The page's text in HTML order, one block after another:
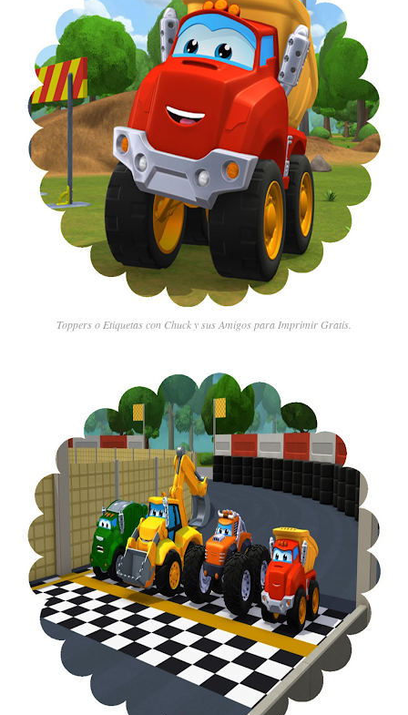
Toppers o Etiquetas con Chuck y sus Amigos para Imprimir Gratis.